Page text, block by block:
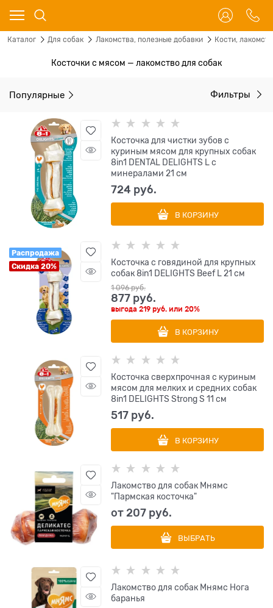
Каталог Для собак Лакомства, полезные добавки Кости,
Косточки с мясом — лакомство для собак
Популярные Фильтры
Косточка для чистки зубов с
куриным мясом для крупных собак
8in1 DENTAL DELIGHTS L с
минералами 21 см
724 руб.
В КОРЗИНУ
Распродажа
Скидка 20%
Косточка с говядиной для крупных
собак 8in1 DELIGHTS Beef L 21 см
1 096 руб.
877 руб.
выгода219 руб. или20%
В КОРЗИНУ
Косточка сверхпрочная с куриным
мясом для мелких и средних собак
8in1 DELIGHTS Strong S 11 см
517 руб.
В КОРЗИНУ
Лакомство для собак Мнямс
"Пармская косточка"
от207 руб.
ВЫБРАТЬ
Лакомство для собак Мнямс Нога
баранья